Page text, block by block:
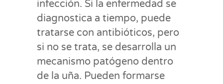
infección. Si la enfermedad se
diagnostica a tiempo, puede
tratarse con antibióticos, pero
si no se trata, se desarrolla un
mecanismo patógeno dentro
de la uña. Pueden formarse